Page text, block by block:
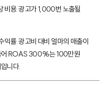
비용. 광고가 1,000번 노출될
익률. 광고비 대비 얼마의 매출이
어 ROAS 300%는 100만원
니다.